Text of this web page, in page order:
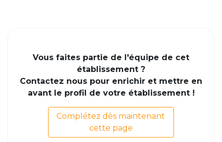
Vous faites partie de l'équipe de cet
établissement ?
Contactez nous pour enrichir et mettre en
avant le profil de votre établissement !
Complétez dès maintenant
cette page